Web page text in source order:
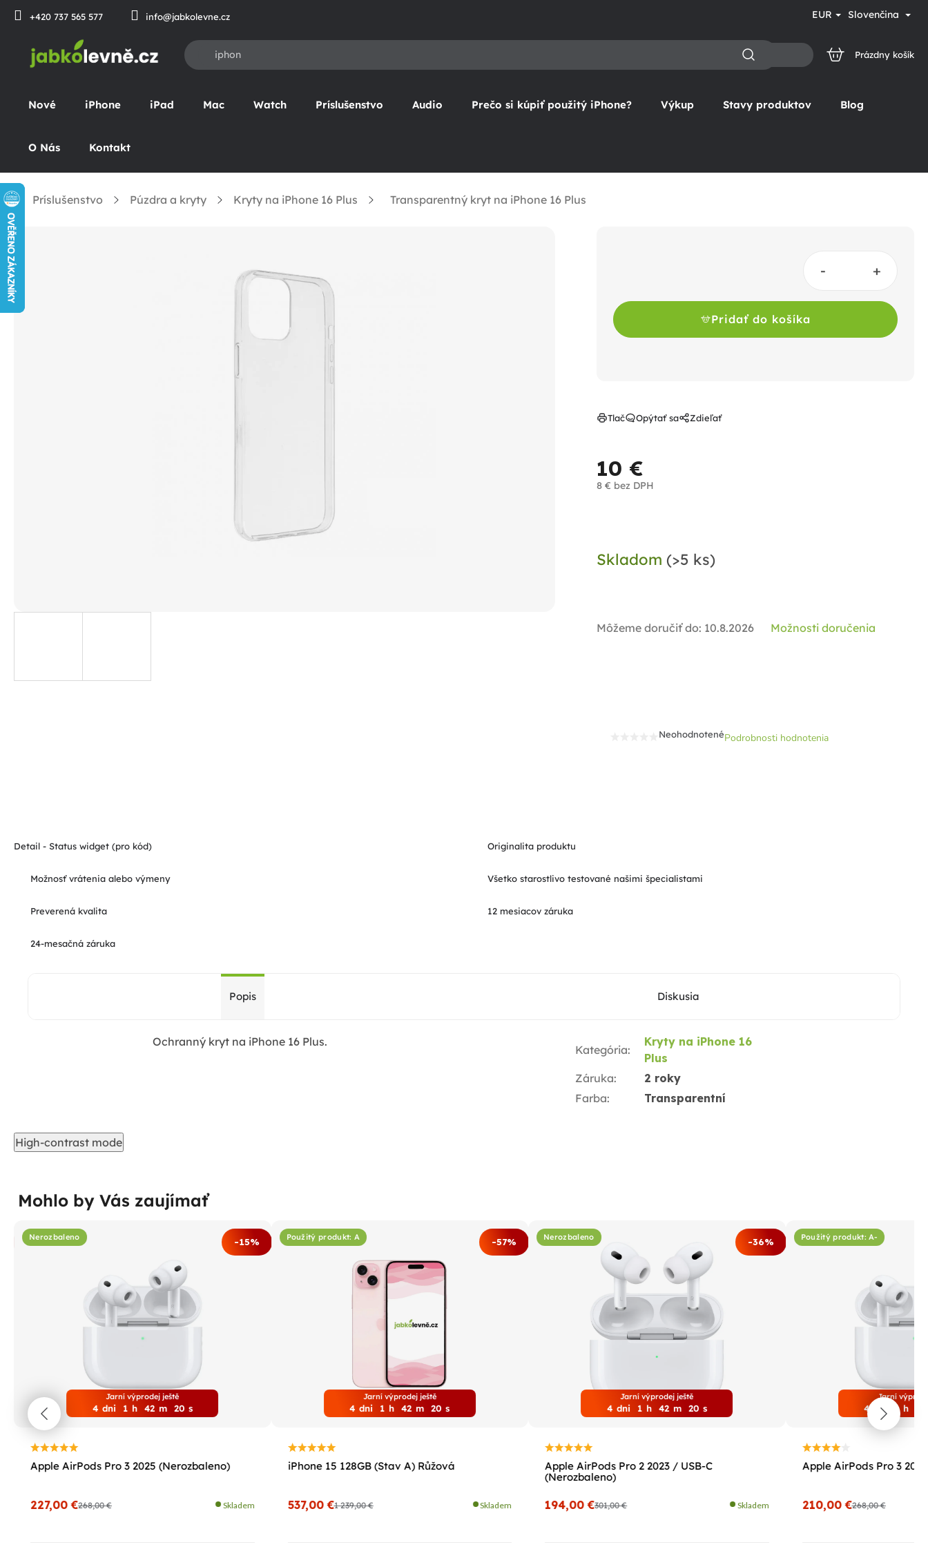
Prejsť
+420 737 565 577 info@jabkolevne.cz EUR Slovenčina
NÁKUPNÝ
Prázdny košík
Nové iPhone iPad Mac Watch Príslušenstvo Audio Prečo si kúpiť použitý iPhone? Výkup Stavy produktov Blog
O Nás Kontakt
DomovPríslušenstvo Púzdra a kryty Kryty na iPhone 16 Plus Transparentný kryt na iPhone 16 Plus
NeohodnotenéPodrobnosti hodnotenia
10 €
8 € bez DPH
Skladom (>5 ks)
Môžeme doručiť do: 10.8.2026 Možnosti doručenia
Pridať do košíka
Tlač Opýtať sa Zdieľať
Detail - Status widget (pro kód) Originalita produktu
Možnosť vrátenia alebo výmeny Všetko starostlivo testované našimi špecialistami
Preverená kvalita 12 mesiacov záruka
24-mesačná záruka
Popis Diskusia
Ochranný kryt na iPhone 16 Plus.
Kategória:
Kryty na iPhone 16
Plus
Záruka:
2 roky
Farba: Transparentní
High-contrast mode
Mohlo by Vás zaujímať
Nerozbaleno -15%
Jarní výprodej ještě
4 dni 1 h 42 m 19 s
Apple AirPods Pro 3 2025 (Nerozbaleno)
268,00 €
227,00 € Skladem
Použitý produkt: A -57%
Jarní výprodej ještě
4 dni 1 h 42 m 19 s
iPhone 15 128GB (Stav A) Růžová
1 239,00 €
537,00 € Skladem
Nerozbaleno -36%
Jarní výprodej ještě
4 dni 1 h 42 m 19 s
Apple AirPods Pro 2 2023 / USB-C
(Nerozbaleno)
301,00 €
194,00 € Skladem
Použitý produkt: A-
Jarní
4 dni 1 h
Apple AirPods Pro 3
268,00 €
210,00 €